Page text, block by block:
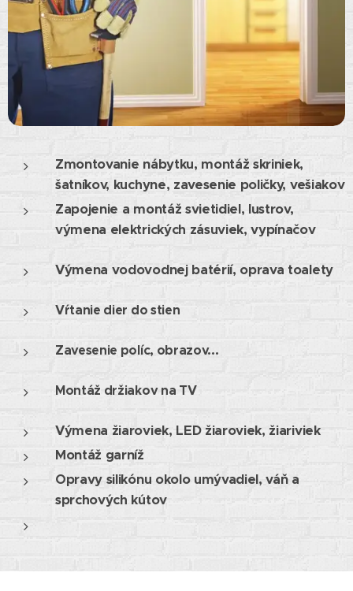
Zmontovanie nábytku, montáž skriniek,
šatníkov, kuchyne, zavesenie poličky, vešiakov
Zapojenie a montáž svietidiel, lustrov,
výmena elektrických zásuviek, vypínačov
Výmena vodovodnej batérií, oprava toalety
Vŕtanie dier do stien
Zavesenie políc, obrazov...
Montáž držiakov na TV
Výmena žiaroviek, LED žiaroviek, žiariviek
Montáž garníž
Opravy silikónu okolo umývadiel, váň a
sprchových kútov